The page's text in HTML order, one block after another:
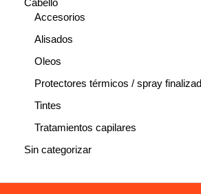
Cabello
Accesorios
Alisados
Oleos
Protectores térmicos / spray
Tintes
Tratamientos capilares
Sin categorizar